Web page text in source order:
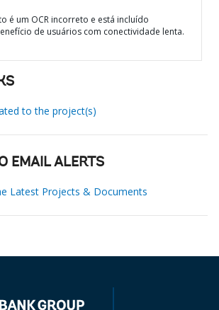
é um OCR incorreto e está incluído
de usuários com conectividade lenta.
to the project(s)
EMAIL ALERTS
Latest Projects & Documents